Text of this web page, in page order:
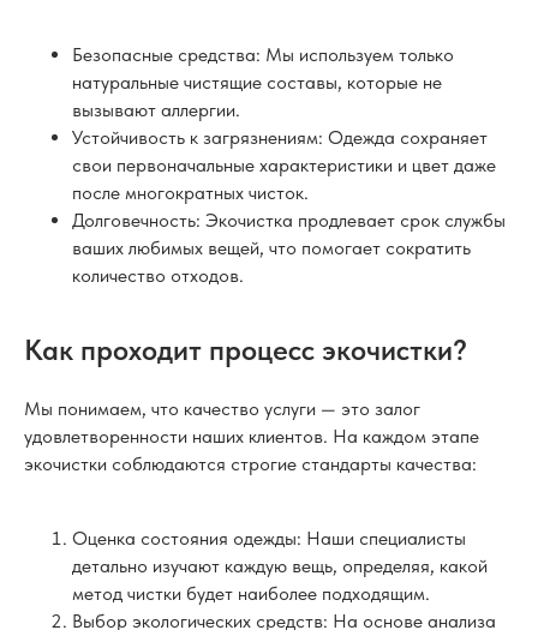
Безопасные средства: Мы используем только
натуральные чистящие составы, которые не
вызывают аллергии.
Устойчивость к загрязнениям: Одежда сохраняет
свои первоначальные характеристики и цвет даже
после многократных чисток.
Долговечность: Экочистка продлевает срок службы
ваших любимых вещей, что помогает сократить
количество отходов.
Как проходит процесс экочистки?
Мы понимаем, что качество услуги — это залог
удовлетворенности наших клиентов. На каждом этапе
экочистки соблюдаются строгие стандарты качества:
Оценка состояния одежды: Наши специалисты
детально изучают каждую вещь, определяя, какой
метод чистки будет наиболее подходящим.
Выбор экологических средств: На основе анализа